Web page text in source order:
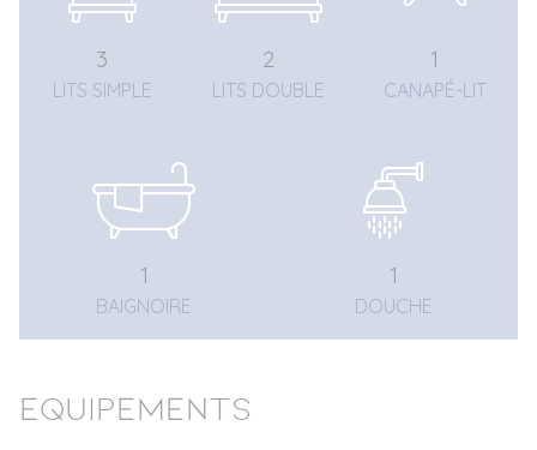
3
LITS SIMPLE
2
LITS DOUBLE
1
CANAPÉ-LIT
1
BAIGNOIRE
1
DOUCHE
Equipements